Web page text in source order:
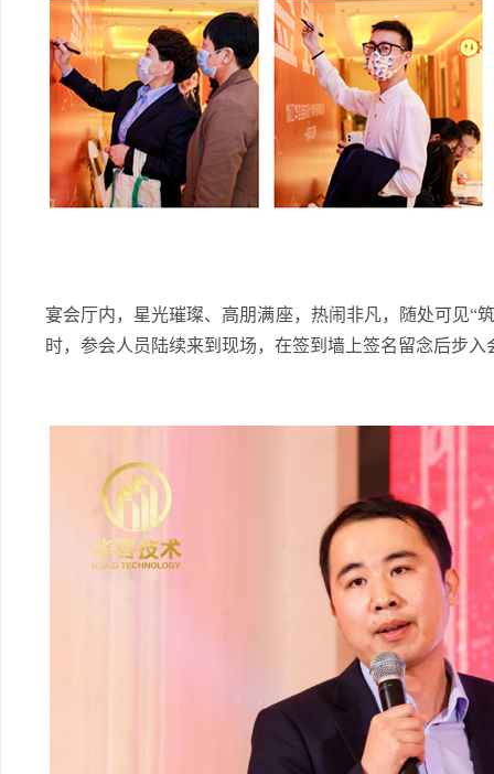
宴会厅内，星光璀璨、高朋满座，热闹非凡，随处可见“
时，参会人员陆续来到现场，在签到墙上签名留念后步入